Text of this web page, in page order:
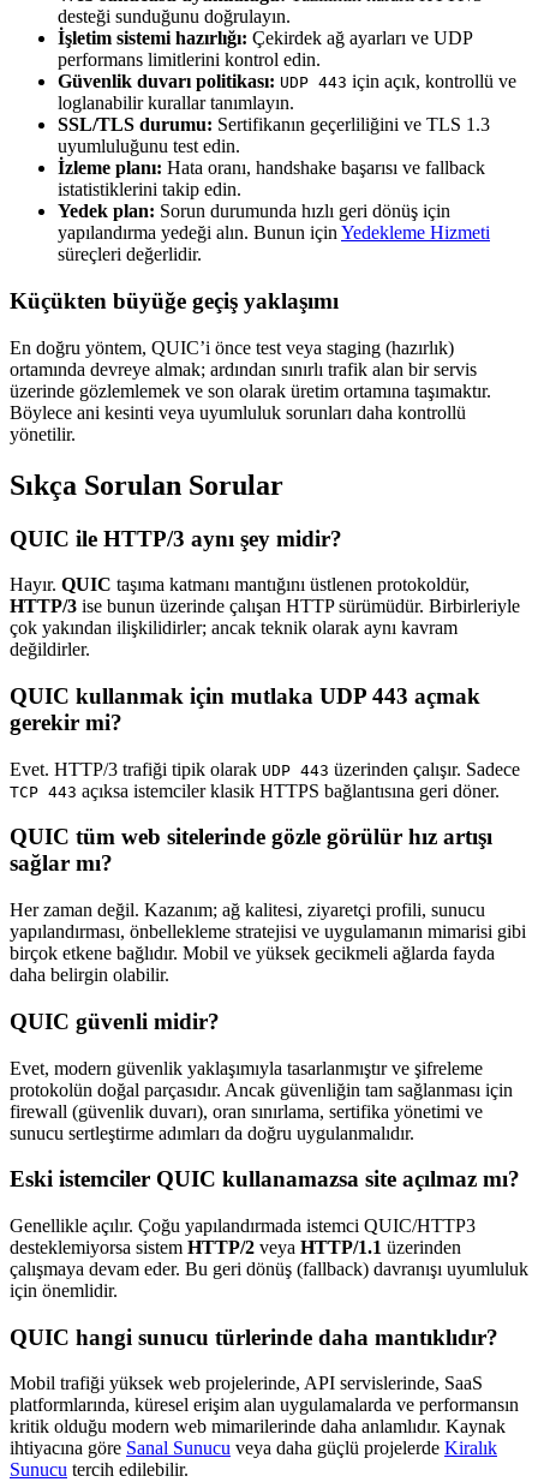
desteği sunduğunu doğrulayın.
İşletim sistemi hazırlığı: Çekirdek ağ ayarları ve UDP
performans limitlerini kontrol edin.
Güvenlik duvarı politikası: UDP 443 için açık, kontrollü ve
loglanabilir kurallar tanımlayın.
SSL/TLS durumu: Sertifikanın geçerliliğini ve TLS 1.3
uyumluluğunu test edin.
İzleme planı: Hata oranı, handshake başarısı ve fallback
istatistiklerini takip edin.
Yedek plan: Sorun durumunda hızlı geri dönüş için
yapılandırma yedeği alın. Bunun için Yedekleme Hizmeti
süreçleri değerlidir.
Küçükten büyüğe geçiş yaklaşımı
En doğru yöntem, QUIC’i önce test veya staging (hazırlık)
ortamında devreye almak; ardından sınırlı trafik alan bir servis
üzerinde gözlemlemek ve son olarak üretim ortamına taşımaktır.
Böylece ani kesinti veya uyumluluk sorunları daha kontrollü
yönetilir.
Sıkça Sorulan Sorular
QUIC ile HTTP/3 aynı şey midir?
Hayır. QUIC taşıma katmanı mantığını üstlenen protokoldür,
HTTP/3 ise bunun üzerinde çalışan HTTP sürümüdür. Birbirleriyle
çok yakından ilişkilidirler; ancak teknik olarak aynı kavram
değildirler.
QUIC kullanmak için mutlaka UDP 443 açmak
gerekir mi?
Evet. HTTP/3 trafiği tipik olarak UDP 443 üzerinden çalışır. Sadece
TCP 443 açıksa istemciler klasik HTTPS bağlantısına geri döner.
QUIC tüm web sitelerinde gözle görülür hız artışı
sağlar mı?
Her zaman değil. Kazanım; ağ kalitesi, ziyaretçi profili, sunucu
yapılandırması, önbellekleme stratejisi ve uygulamanın mimarisi gibi
birçok etkene bağlıdır. Mobil ve yüksek gecikmeli ağlarda fayda
daha belirgin olabilir.
QUIC güvenli midir?
Evet, modern güvenlik yaklaşımıyla tasarlanmıştır ve şifreleme
protokolün doğal parçasıdır. Ancak güvenliğin tam sağlanması için
firewall (güvenlik duvarı), oran sınırlama, sertifika yönetimi ve
sunucu sertleştirme adımları da doğru uygulanmalıdır.
Eski istemciler QUIC kullanamazsa site açılmaz mı?
Genellikle açılır. Çoğu yapılandırmada istemci QUIC/HTTP3
desteklemiyorsa sistem HTTP/2 veya HTTP/1.1 üzerinden
çalışmaya devam eder. Bu geri dönüş (fallback) davranışı uyumluluk
için önemlidir.
QUIC hangi sunucu türlerinde daha mantıklıdır?
Mobil trafiği yüksek web projelerinde, API servislerinde, SaaS
platformlarında, küresel erişim alan uygulamalarda ve performansın
kritik olduğu modern web mimarilerinde daha anlamlıdır. Kaynak
ihtiyacına göre Sanal Sunucu veya daha güçlü projelerde Kiralık
Sunucu tercih edilebilir.